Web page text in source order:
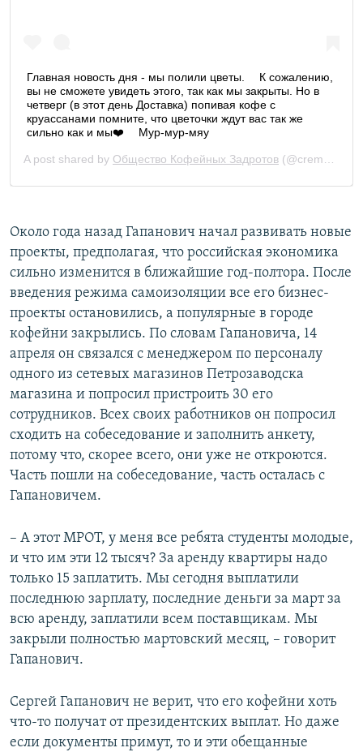
Около года назад Гапанович начал развивать новые
проекты, предполагая, что российская экономика
сильно изменится в ближайшие год-полтора. После
введения режима самоизоляции все его бизнес-
проекты остановились, а популярные в городе
кофейни закрылись. По словам Гапановича, 14
апреля он связался с менеджером по персоналу
одного из сетевых магазинов Петрозаводска
магазина и попросил пристроить 30 его
сотрудников. Всех своих работников он попросил
сходить на собеседование и заполнить анкету,
потому что, скорее всего, они уже не откроются.
Часть пошли на собеседование, часть осталась с
Гапановичем.
– А этот МРОТ, у меня все ребята студенты молодые,
и что им эти 12 тысяч? За аренду квартиры надо
только 15 заплатить. Мы сегодня выплатили
последнюю зарплату, последние деньги за март за
всю аренду, заплатили всем поставщикам. Мы
закрыли полностью мартовский месяц, – говорит
Гапанович.
Сергей Гапанович не верит, что его кофейни хоть
что-то получат от президентских выплат. Но даже
если документы примут, то и эти обещанные